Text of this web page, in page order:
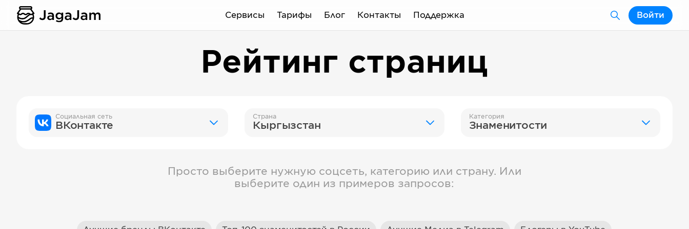
Сервисы Тарифы Блог Контакты Поддержка Войти
Рейтинг страниц
Социальная сеть
ВКонтакте
Страна
Кыргызстан
Категория
Знаменитости
Просто выберите нужную соцсеть, категорию или страну. Или
выберите один из примеров запросов: